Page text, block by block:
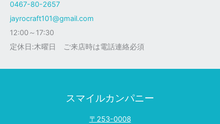
0467-80-2657
jayrocraft101@gmail.com
12:00～17:30
定休日:木曜日 ご来店時は電話連絡必須
スマイルカンパニー
〒253-0008